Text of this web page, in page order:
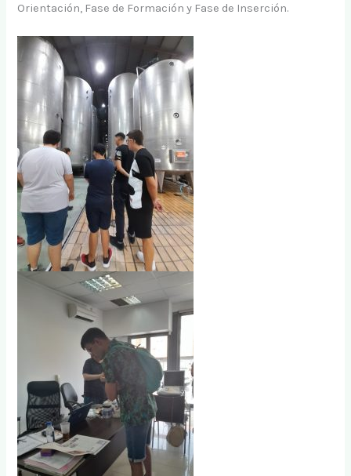
Orientación, Fase de Formación y Fase de Inserción.